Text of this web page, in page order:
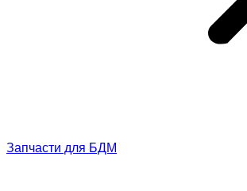
Запчасти для БДМ